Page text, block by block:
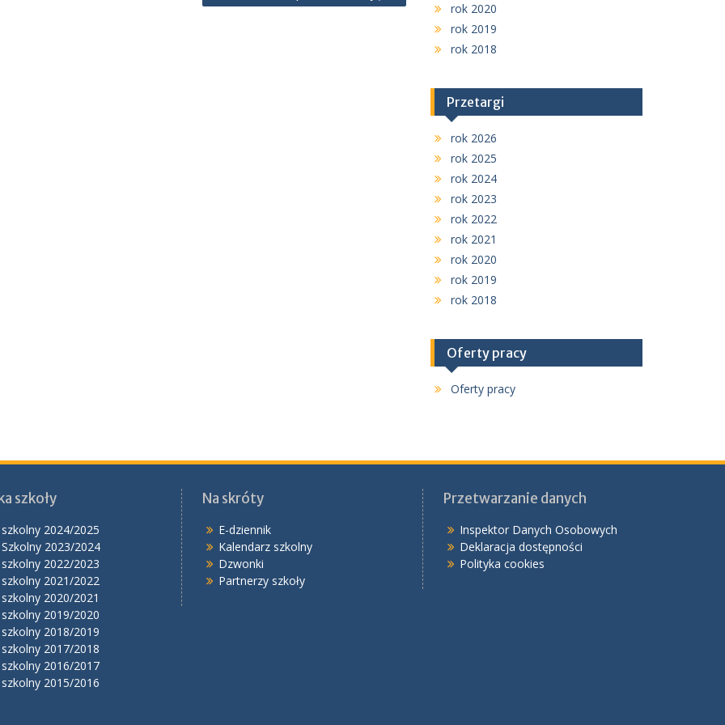
rok 2020
rok 2019
rok 2018
Przetargi
rok 2026
rok 2025
rok 2024
rok 2023
rok 2022
rok 2021
rok 2020
rok 2019
rok 2018
Oferty pracy
Oferty pracy
szkoły
2024/2025
2023/2024
2022/2023
2021/2022
2020/2021
2019/2020
2018/2019
2017/2018
2016/2017
2015/2016
Na skróty
E-dziennik
Kalendarz szkolny
Dzwonki
Partnerzy szkoły
Przetwarzanie danych
Inspektor Danych Osobowych
Deklaracja dostępności
Polityka cookies